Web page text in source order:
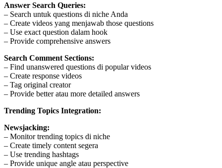
Answer Search Queries:
– Search untuk questions di niche Anda
– Create videos yang menjawab those questions
– Use exact question dalam hook
– Provide comprehensive answers
Search Comment Sections:
– Find unanswered questions di popular videos
– Create response videos
– Tag original creator
– Provide better atau more detailed answers
Trending Topics Integration:
Newsjacking:
– Monitor trending topics di niche
– Create timely content segera
– Use trending hashtags
– Provide unique angle atau perspective